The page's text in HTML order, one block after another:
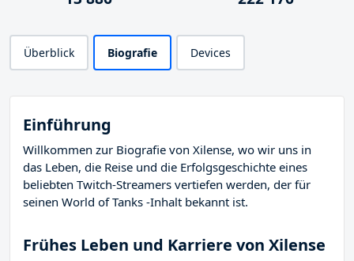
Überblick Biografie Devices
Einführung
Willkommen zur Biografie von Xilense, wo wir uns in
das Leben, die Reise und die Erfolgsgeschichte eines
beliebten Twitch-Streamers vertiefen werden, der für
seinen World of Tanks -Inhalt bekannt ist.
Frühes Leben und Karriere von Xilense